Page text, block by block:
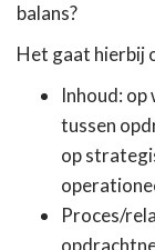
balans?
Het gaat hierbij
Inhoud:
tussen
op
Proces/